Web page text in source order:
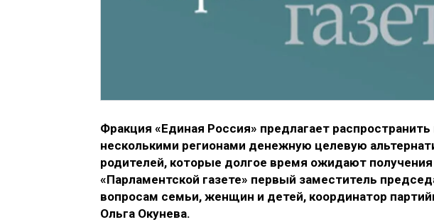
Фракция «Единая Россия» предлагает
несколькими регионами денежную целевую
родителей, которые долгое время ожидают
«Парламентской газете» первый заместитель
вопросам семьи, женщин и детей, координатор
Ольга Окунева.